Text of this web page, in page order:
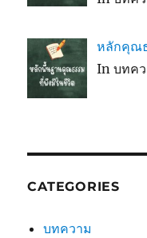
หลักคุณ
In บทค
CATEGORIES
บทความ